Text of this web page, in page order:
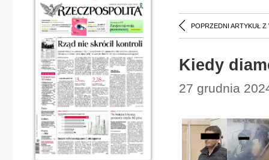
POPRZEDNI ARTYKUŁ Z
Kiedy
27 grudnia